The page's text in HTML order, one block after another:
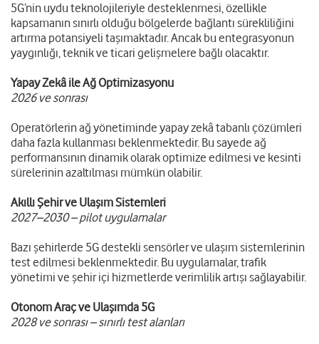
5G’nin uydu teknolojileriyle desteklenmesi, özellikle
kapsamanın sınırlı olduğu bölgelerde bağlantı sürekliliğini
artırma potansiyeli taşımaktadır. Ancak bu entegrasyonun
yaygınlığı, teknik ve ticari gelişmelere bağlı olacaktır.
Yapay Zekâ ile Ağ Optimizasyonu
2026 ve sonrası
Operatörlerin ağ yönetiminde yapay zekâ tabanlı çözümleri
daha fazla kullanması beklenmektedir. Bu sayede ağ
performansının dinamik olarak optimize edilmesi ve kesinti
sürelerinin azaltılması mümkün olabilir.
Akıllı Şehir ve Ulaşım Sistemleri
2027–2030 – pilot uygulamalar
Bazı şehirlerde 5G destekli sensörler ve ulaşım sistemlerinin
test edilmesi beklenmektedir. Bu uygulamalar, trafik
yönetimi ve şehir içi hizmetlerde verimlilik artışı sağlayabilir.
Otonom Araç ve Ulaşımda 5G
2028 ve sonrası – sınırlı test alanları